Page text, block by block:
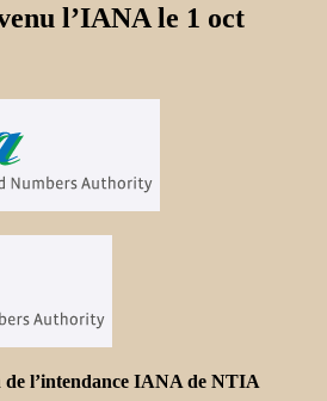
l’IANA le 1 oct
l’intendance IANA de NTIA